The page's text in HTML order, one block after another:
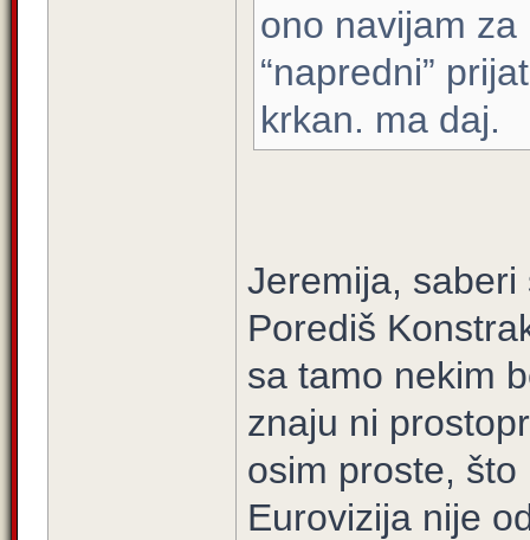
ono navijam
“napredni”
krkan. ma daj.
Jeremija, saberi
Porediš
sa tamo nekim
znaju ni
osim proste,
Eurovizija nije